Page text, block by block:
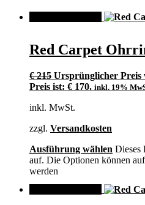
Red Carpet
€215 Ursprünglicher Preis
Preis ist: € 170. inkl. 19%
inkl. MwSt.
zzgl. Versandkosten
Ausführung wählen Dieses
auf. Die Optionen können
werden